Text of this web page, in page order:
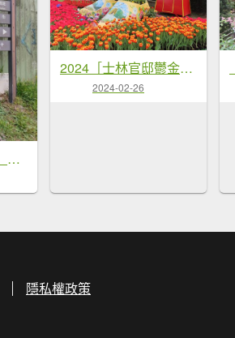
［樹鶯縱走十連峰］（樹林山~鶯歌石山）（2024/2/24）
2024［士林官邸鬱金香展］（2/22~3/3）（2024/2/21）
2024-02-26
隱私權政策